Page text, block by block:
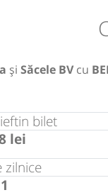
și Săcele BV cu
bilet
lei
zilnice
1